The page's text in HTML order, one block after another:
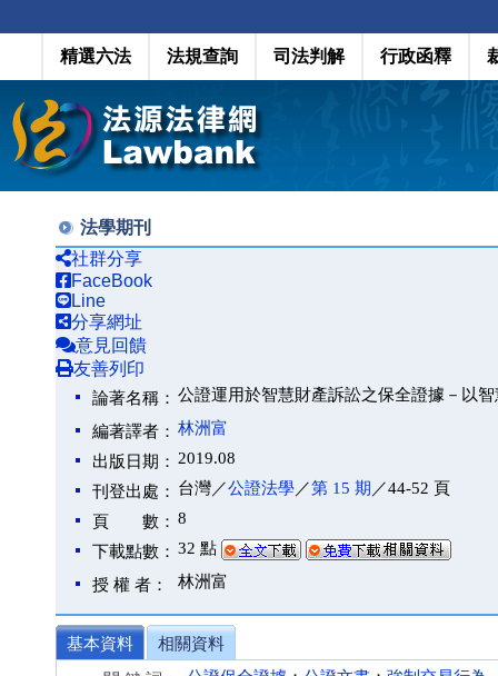
精選六法 法規查詢 司法判解 行政函釋
法學期刊
社群分享
FaceBook
Line
分享網址
意見回饋
友善列印
論著名稱： 公證運用於智慧財產訴訟之保全證據－以
編著譯者： 林洲富
出版日期： 2019.08
刊登出處： 台灣／公證法學／第 15 期 ／44-52 頁
頁 數： 8
下載點數： 32 點
授 權 者： 林洲富
基本資料
相關資料